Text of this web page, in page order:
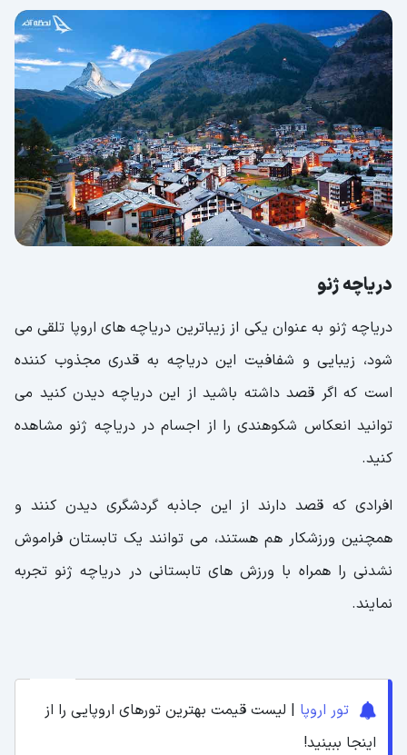
شیلتورن
یخچال طبیعی آلچ
کاپل بروک
آبشار راین
جت دیو
صومعه سنت گال
آپنزل
تیچینو
دریاچه لوگانو
ایستگاه قطار جانگ فراو
دریاچه ژنو
دریاچه ژنو به عنوان یکی از زیباترین دریاچه های اروپا تلقی می
شود، زیبایی و شفافیت این دریاچه به قدری مجذوب کننده
است که اگر قصد داشته باشید از این دریاچه دیدن کنید می
توانید انعکاس شکوهندی را از اجسام در دریاچه ژنو مشاهده
کنید.
افرادی که قصد دارند از این جاذبه گردشگری دیدن کنند و
همچنین ورزشکار هم هستند، می توانند یک تابستان فراموش
نشدنی را همراه با ورزش های تابستانی در دریاچه ژنو تجربه
نمایند.
تور اروپا | لیست قیمت بهترین تورهای اروپایی را از
اینجا ببینید!